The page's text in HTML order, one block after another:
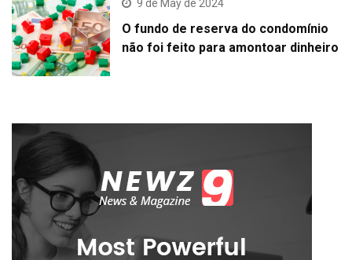
9 de May de 2024
O fundo de reserva do condomínio
não foi feito para amontoar dinheiro